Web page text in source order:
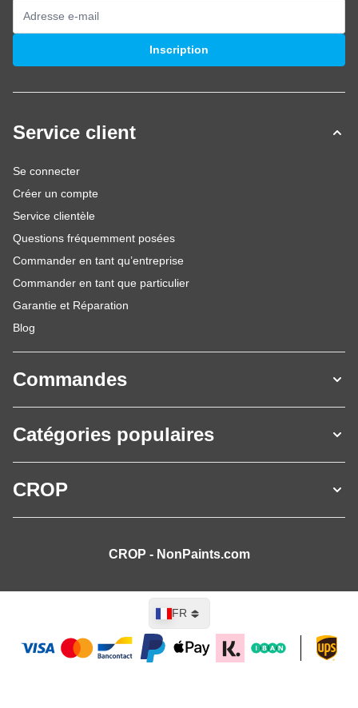
Adresse mail
Inscription
Service client
Se connecter
Créer un compte
Service clientèle
Questions fréquemment posées
Commander en tant qu’entreprise
Commander en tant que particulier
Garantie et Réparation
Blog
Commandes
Catégories populaires
CROP
CROP - NonPaints.com
Langue
FR